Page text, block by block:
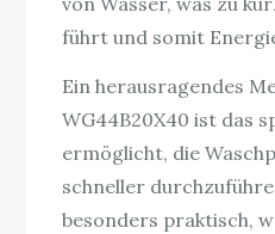
führt und somit
Ein herausragendes
WG44B20X40 ist das
ermöglicht, die
schneller
besonders praktisch,